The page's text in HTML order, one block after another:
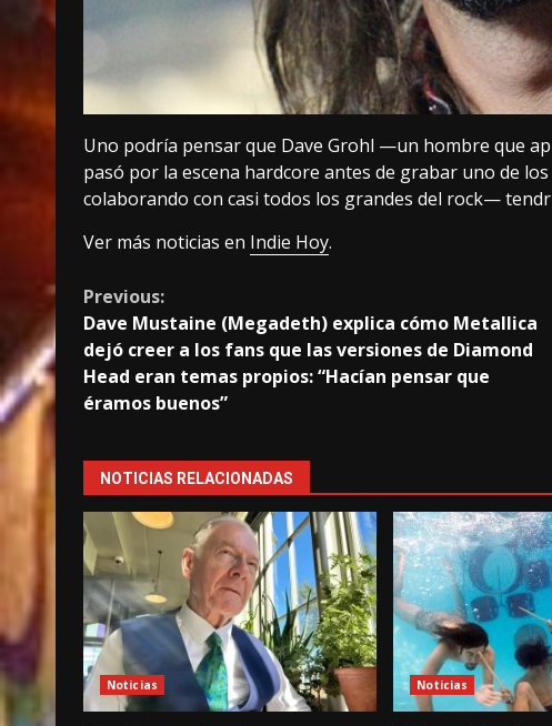
Uno podría pensar que Dave Grohl —un hombre que
pasó por la escena hardcore antes de grabar uno de
colaborando con casi todos los grandes del rock—
Ver más noticias en Indie Hoy.
Continue
Reading
Previous:
Dave Mustaine (Megadeth) explica cómo Metallica
dejó creer a los fans que las versiones de Diamond
Head eran temas propios: “Hacían pensar que
éramos buenos”
NOTICIAS RELACIONADAS
Noticias Noticias